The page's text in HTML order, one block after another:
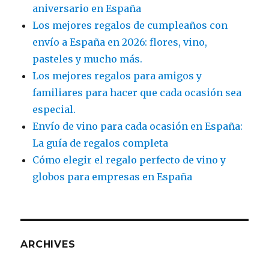
aniversario en España
Los mejores regalos de cumpleaños con
envío a España en 2026: flores, vino,
pasteles y mucho más.
Los mejores regalos para amigos y
familiares para hacer que cada ocasión sea
especial.
Envío de vino para cada ocasión en España:
La guía de regalos completa
Cómo elegir el regalo perfecto de vino y
globos para empresas en España
ARCHIVES